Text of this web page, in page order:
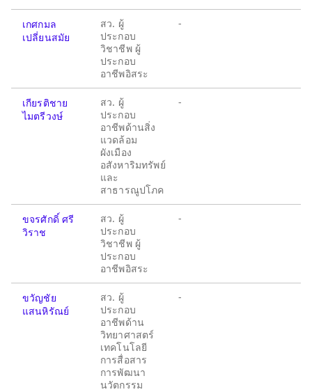
เกศกมล
เปลี่ยนสมัย
สว. ผู้
ประกอบ
วิชาชีพ ผู้
ประกอบ
อาชีพอิสระ
-
เกียรติชาย
ไมตรีวงษ์
สว. ผู้
ประกอบ
อาชีพด้านสิ่ง
แวดล้อม
ผังเมือง
อสังหาริมทรัพย์
และ
สาธารณูปโภค
-
ขจรศักดิ์ ศรี
วิราช
สว. ผู้
ประกอบ
วิชาชีพ ผู้
ประกอบ
อาชีพอิสระ
-
ขวัญชัย
แสนหิรัณย์
สว. ผู้
ประกอบ
อาชีพด้าน
วิทยาศาสตร์
เทคโนโลยี
การสื่อสาร
การพัฒนา
นวัตกรรม
-